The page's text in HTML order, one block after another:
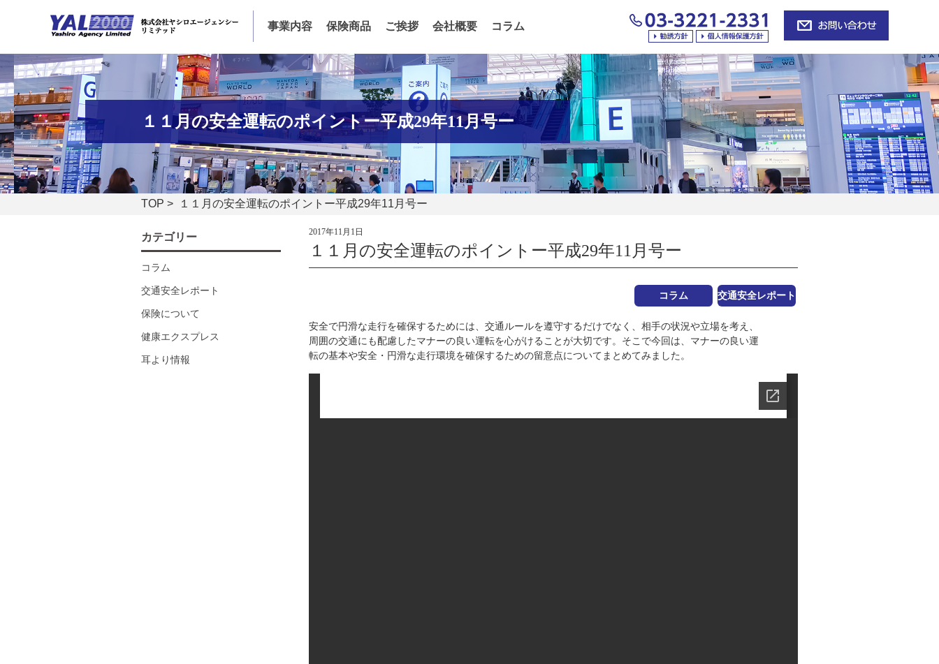
事業内容 保険商品 ご挨拶 会社概要 コラム
１１月の安全運転のポイントー平成29年11月号ー
TOP > １１月の安全運転のポイントー平成29年11月号ー
2017年11月1日
１１月の安全運転のポイントー平成29年11月号ー
コラム 交通安全レポート
安全で円滑な走行を確保するためには、交通ルールを遵守するだけでなく、相手の状況や立場を考え、
周囲の交通にも配慮したマナーの良い運転を心がけることが大切です。そこで今回は、マナーの良い運
転の基本や安全・円滑な走行環境を確保するための留意点についてまとめてみました。
カテゴリー
コラム
交通安全レポート
保険について
健康エクスプレス
耳より情報